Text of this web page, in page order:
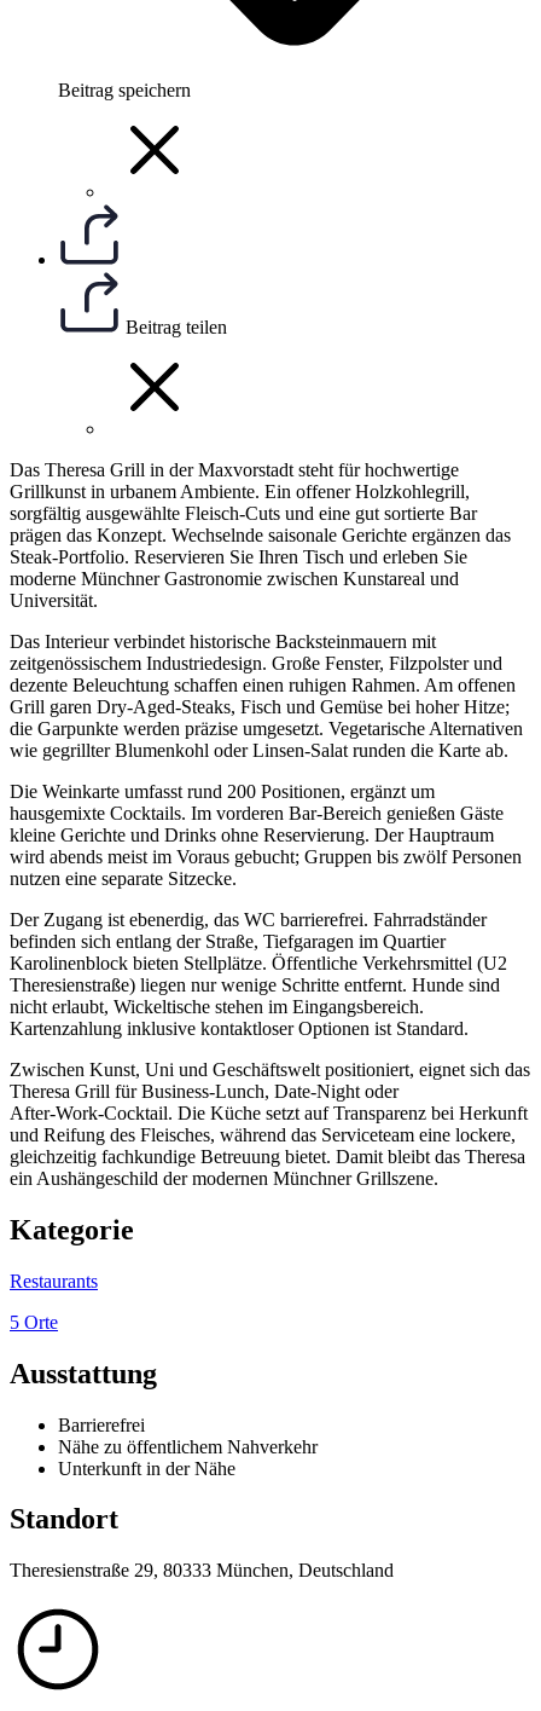
Beitrag speichern
Beitrag teilen
Das Theresa Grill in der Maxvorstadt steht für hochwertige
Grillkunst in urbanem Ambiente. Ein offener Holzkohlegrill,
sorgfältig ausgewählte Fleisch‑Cuts und eine gut sortierte Bar
prägen das Konzept. Wechselnde saisonale Gerichte ergänzen das
Steak‑Portfolio. Reservieren Sie Ihren Tisch und erleben Sie
moderne Münchner Gastronomie zwischen Kunstareal und
Universität.
Das Interieur verbindet historische Backsteinmauern mit
zeitgenössischem Industriedesign. Große Fenster, Filzpolster und
dezente Beleuchtung schaffen einen ruhigen Rahmen. Am offenen
Grill garen Dry‑Aged‑Steaks, Fisch und Gemüse bei hoher Hitze;
die Garpunkte werden präzise umgesetzt. Vegetarische Alternativen
wie gegrillter Blumenkohl oder Linsen‑Salat runden die Karte ab.
Die Weinkarte umfasst rund 200 Positionen, ergänzt um
hausgemixte Cocktails. Im vorderen Bar‑Bereich genießen Gäste
kleine Gerichte und Drinks ohne Reservierung. Der Hauptraum
wird abends meist im Voraus gebucht; Gruppen bis zwölf Personen
nutzen eine separate Sitzecke.
Der Zugang ist ebenerdig, das WC barrierefrei. Fahrradständer
befinden sich entlang der Straße, Tiefgaragen im Quartier
Karolinenblock bieten Stellplätze. Öffentliche Verkehrsmittel (U2
Theresienstraße) liegen nur wenige Schritte entfernt. Hunde sind
nicht erlaubt, Wickel­tische stehen im Eingangsbereich.
Kartenzahlung inklusive kontaktloser Optionen ist Standard.
Zwischen Kunst, Uni und Geschäftswelt positioniert, eignet sich das
Theresa Grill für Business‑Lunch, Date‑Night oder
After‑Work‑Cocktail. Die Küche setzt auf Transparenz bei Herkunft
und Reifung des Fleisches, während das Service­team eine lockere,
gleichzeitig fachkundige Betreuung bietet. Damit bleibt das Theresa
ein Aushängeschild der modernen Münchner Grillszene.
Kategorie
Restaurants
5 Orte
Ausstattung
Barrierefrei
Nähe zu öffentlichem Nahverkehr
Unterkunft in der Nähe
Standort
Theresienstraße 29, 80333 München, Deutschland